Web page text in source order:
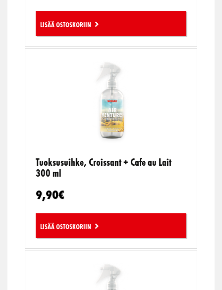
Lisää ostoskoriin
Tuoksusuihke, Croissant + Cafe au Lait
300 ml
9,90€
Lisää ostoskoriin